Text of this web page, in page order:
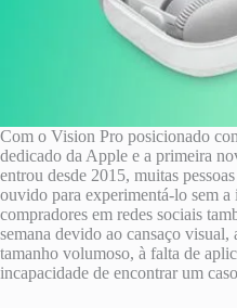
Com o Vision Pro posicionado
dedicado da Apple e a primeira
entrou desde 2015, muitas
ouvido para experimentá-lo sem
compradores em redes sociais
semana devido ao cansaço
tamanho volumoso, à falta de
incapacidade de encontrar um